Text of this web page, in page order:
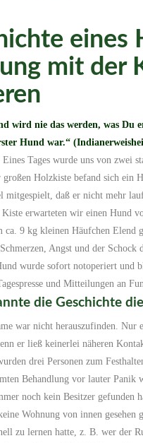
mit der
wird nie das werden, was Du
Hund war.“
Tages wurde uns von zwei
großen Holzkiste befand sich ein
mitgespielt, daß er nicht mehr
erwarteten wir einen Hund
ca. 9 kg kleinen Häufchen Elend
Angst und der
wurde sofort notoperiert und
und Mitteilungen an
die Geschichte
war nicht herauszufinden.
er ließ keinerlei näheren
drei Personen zum
Behandlung vor lauter
noch kein Besitzer gefunden
Wohnung von innen gesehen
zu lernen hatte, z. B. wer der